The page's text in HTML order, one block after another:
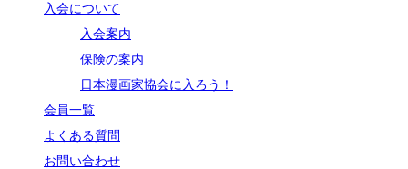
入会について
入会案内
保険の案内
日本漫画家協会に入ろう！
会員一覧
よくある質問
お問い合わせ